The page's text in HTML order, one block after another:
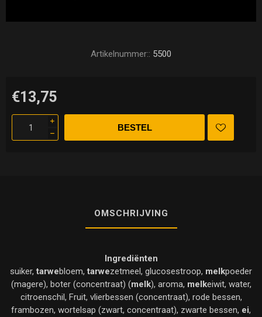
Artikelnummer:: 5500
€13,75
i
h
OMSCHRIJVING
Ingrediënten
suiker,tarwebloem,tarwezetmeel, glucosestroop, melkpoeder
(magere), boter (concentraat) (melk), aroma, melkeiwit, water,
citroenschil, Fruit, vlierbessen (concentraat), rode bessen,
frambozen, wortelsap (zwart, concentraat), zwarte bessen, ei,